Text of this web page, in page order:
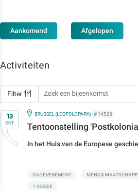
Aankomend Afgelopen
Activiteiten
Filter
Op13
OKT
IN
BRUSSEL (LEOPOLDPARK) # 14528
Tentoonstelling
In het Huis van de Europese
DAGEVENEMENT MENS &
1 SESSIE